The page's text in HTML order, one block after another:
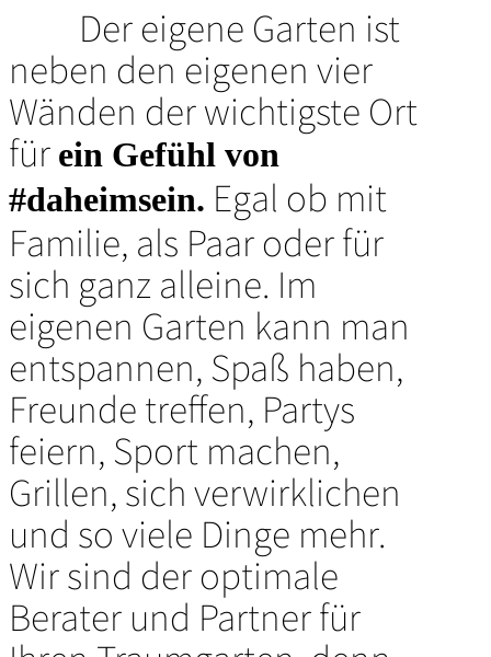
Der eigene Garten ist
neben den eigenen vier
Wänden der wichtigste Ort
für ein Gefühl von
#daheimsein. Egal ob mit
Familie, als Paar oder für
sich ganz alleine. Im
eigenen Garten kann man
entspannen, Spaß haben,
Freunde treffen, Partys
feiern, Sport machen,
Grillen, sich verwirklichen
und so viele Dinge mehr.
Wir sind der optimale
Berater und Partner für